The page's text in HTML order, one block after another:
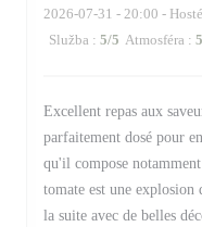
2026-07-31 - 20:00 -
Služba : 5/5 Atmosféra : 5
Excellent repas aux
parfaitement dosé pour
qu'il compose
tomate est une explosion
la suite avec de belles